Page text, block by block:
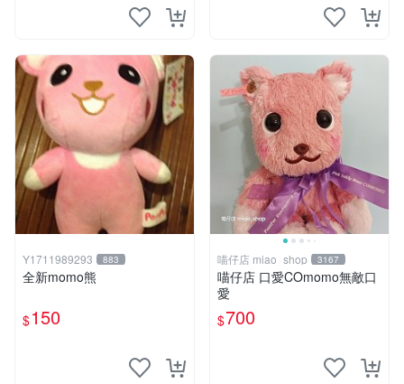
Y1711989293 883
全新momo熊
$150
喵仔店 miao_shop 3167
喵仔店 口愛COmomo無敵口
愛
$700